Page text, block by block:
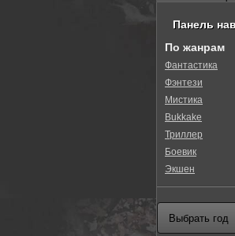
Панель
По жанрам
Фантастика
Фэнтези
Мистика
Bukkake
Триллер
Боевик
Экшен